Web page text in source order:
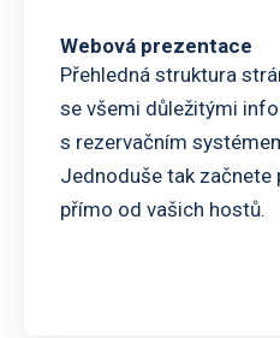
Webová prezentace
Přehledná struktura
se všemi důležitými
s rezervačním
Jednoduše tak
přímo od vašich hostů.